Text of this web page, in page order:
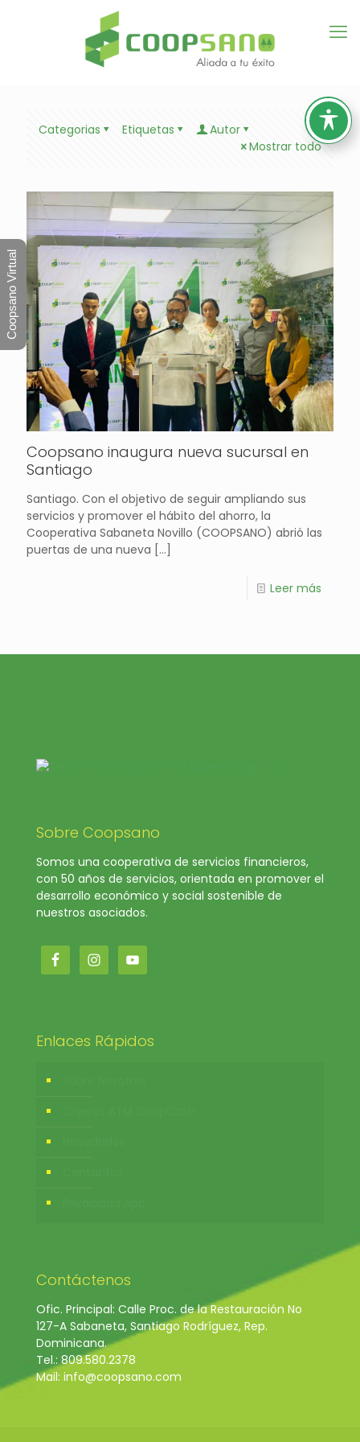
Categorias Etiquetas
Autor
Mostrar todo
Coopsano inaugura nueva sucursal en
Santiago
Santiago. Con el objetivo de seguir ampliando sus
servicios y promover el hábito del ahorro, la
Cooperativa Sabaneta Novillo (COOPSANO) abrió las
puertas de una nueva […]
Leer más
Sobre Coopsano
Somos una cooperativa de servicios financieros,
con 50 años de servicios, orientada en promover el
desarrollo económico y social sostenible de
nuestros asociados.
Enlaces Rápidos
Contáctenos
Ofic. Principal: Calle Proc. de la Restauración No
127-A Sabaneta, Santiago Rodríguez, Rep.
Dominicana.
Tel.: 809.580.2378
Mail: info@coopsano.com
Coopsano Virtual